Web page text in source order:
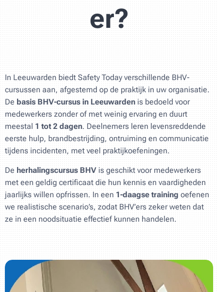
er?
In Leeuwarden biedt Safety Today verschillende BHV-
cursussen aan, afgestemd op de praktijk in uw organisatie.
Debasis BHV-cursus in Leeuwardenis bedoeld voor
medewerkers zonder of met weinig ervaring en duurt
meestal1 tot 2 dagen. Deelnemers leren levensreddende
eerste hulp, brandbestrijding, ontruiming en communicatie
tijdens incidenten, met veel praktijkoefeningen.
Deherhalingscursus BHVis geschikt voor medewerkers
met een geldig certificaat die hun kennis en vaardigheden
jaarlijks willen opfrissen. In een1-daagse trainingoefenen
we realistische scenario’s, zodat BHV’ers zeker weten dat
ze in een noodsituatie effectief kunnen handelen.